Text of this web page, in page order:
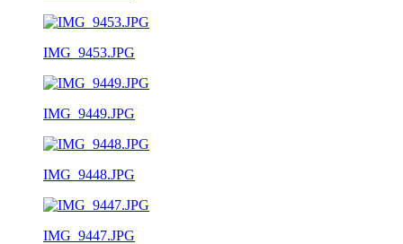
IMG_9453.JPG
IMG_9449.JPG
IMG_9448.JPG
IMG_9447.JPG